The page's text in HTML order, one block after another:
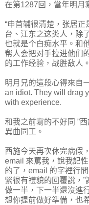
在第1287回，當年明月
“申首辅很清楚，张居正
台、江东之这类人，除
也就是个白痴水平。和
帮人会把对手拉进他们
的工作经验，战胜敌人
明月兄的這段心得來自
an idiot. They will drag
with experience.
和我之前寫的不好同 ”
異曲同工。
西施今天再次休完病假
email 來罵我，說我記
的了，email 的字裡行
緊很有禮貌的回覆說，
做一半，下一半還沒進
想你提前做好準備，也